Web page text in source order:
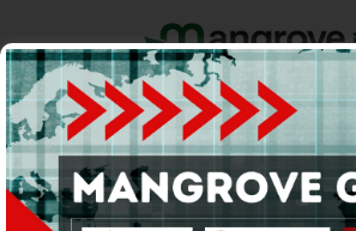
Home Pemerintahan Ekonomi & Bisnis
Support by